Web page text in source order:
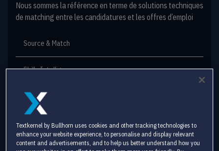
Nous sommes la référence en terme de solutions techniques
de matching entre les candidatures et les offres d’emploi
Source & Match
Skills Intelligence
Labor Market Insights
Textkernel by Bullhorn uses cookies and other tracking technologies to
enhance your website experience, to personalise and display relevant
content and advertisements, and to help us better understand how you